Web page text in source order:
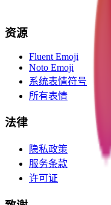
资源
Fluent Emoji
Noto Emoji
系统表情符号
所有表情
法律
隐私政策
服务条款
许可证